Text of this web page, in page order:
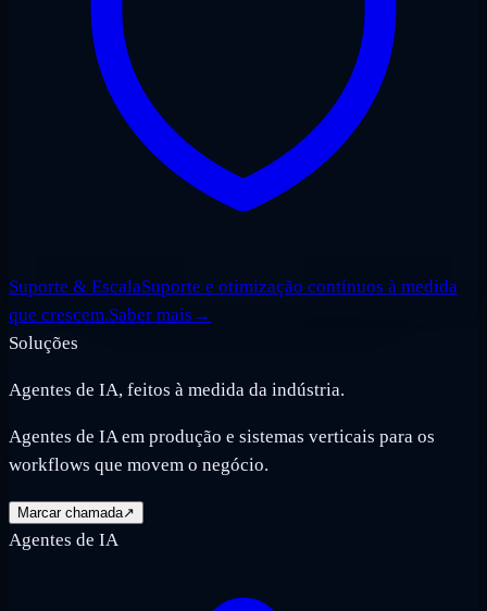
Suporte & EscalaSuporte e otimização contínuos à medida
que crescem.Saber mais →
Soluções
Agentes de IA, feitos à medida da indústria.
Agentes de IA em produção e sistemas verticais para os
workflows que movem o negócio.
Marcar chamada↗
Agentes de IA